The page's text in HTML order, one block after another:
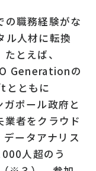
の職務経験がな
ル人材に転換
とえば、
Generationの
とともに
ポール政府と
業者をクラウド
ータアナリス
人超のう